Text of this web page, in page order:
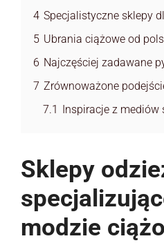
4 Specjalistyczne sklepy
5 Ubrania ciążowe od
6 Najczęściej zadawane
7 Zrównoważone
7.1
Inspiracje z mediów
Sklepy
modzie